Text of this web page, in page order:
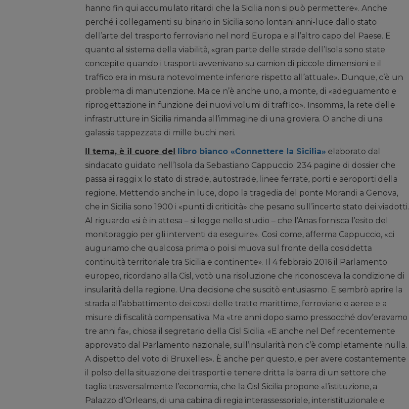
hanno fin qui accumulato ritardi che la Sicilia non si può permettere». Anche
perché i collegamenti su binario in Sicilia sono lontani anni-luce dallo stato
dell’arte del trasporto ferroviario nel nord Europa e all’altro capo del Paese. E
quanto al sistema della viabilità, «gran parte delle strade dell’Isola sono state
concepite quando i trasporti avvenivano su camion di piccole dimensioni e il
traffico era in misura notevolmente inferiore rispetto all’attuale». Dunque, c’è un
problema di manutenzione. Ma ce n’è anche uno, a monte, di «adeguamento e
riprogettazione in funzione dei nuovi volumi di traffico». Insomma, la rete delle
infrastrutture in Sicilia rimanda all’immagine di una groviera. O anche di una
galassia tappezzata di mille buchi neri.
Il tema, è il cuore del
libro bianco «Connettere la Sicilia» elaborato dal
sindacato guidato nell’Isola da Sebastiano Cappuccio: 234 pagine di dossier che
passa ai raggi x lo stato di strade, autostrade, linee ferrate, porti e aeroporti della
regione. Mettendo anche in luce, dopo la tragedia del ponte Morandi a Genova,
che in Sicilia sono 1900 i «punti di criticità» che pesano sull’incerto stato dei viadotti.
Al riguardo «si è in attesa – si legge nello studio – che l’Anas fornisca l’esito del
monitoraggio per gli interventi da eseguire». Così come, afferma Cappuccio, «ci
auguriamo che qualcosa prima o poi si muova sul fronte della cosiddetta
continuità territoriale tra Sicilia e continente». Il 4 febbraio 2016 il Parlamento
europeo, ricordano alla Cisl, votò una risoluzione che riconosceva la condizione di
insularità della regione. Una decisione che suscitò entusiasmo. E sembrò aprire la
strada all’abbattimento dei costi delle tratte marittime, ferroviarie e aeree e a
misure di fiscalità compensativa. Ma «tre anni dopo siamo pressocché dov’eravamo
tre anni fa», chiosa il segretario della Cisl Sicilia. «E anche nel Def recentemente
approvato dal Parlamento nazionale, sull’insularità non c’è completamente nulla.
A dispetto del voto di Bruxelles». È anche per questo, e per avere costantemente
il polso della situazione dei trasporti e tenere dritta la barra di un settore che
taglia trasversalmente l’economia, che la Cisl Sicilia propone «l’istituzione, a
Palazzo d’Orleans, di una cabina di regia interassessoriale, interistituzionale e